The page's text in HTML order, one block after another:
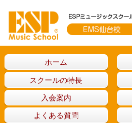
ホーム
スクールの特長
入会案内
よくある質問